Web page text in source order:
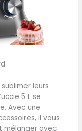
leurs
5 L se
Avec une
il vous
mélanger avec